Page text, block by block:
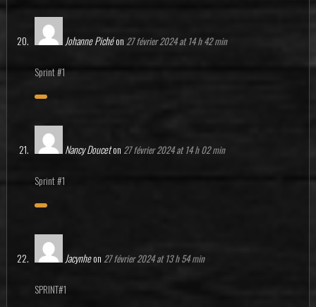
Johanne Pichéon 27 février 2024 at 14 h 42 min
Sprint #1
Nancy Douceton 27 février 2024 at 14 h 02 min
Sprint #1
Jacynheon 27 février 2024 at 13 h 54 min
SPRINT#1